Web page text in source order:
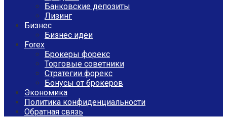
Банковские депозиты
Лизинг
Бизнес
Бизнес идеи
Forex
Брокеры форекс
Торговые советники
Стратегии форекс
Бонусы от брокеров
Экономика
Политика конфиденциальности
Обратная связь